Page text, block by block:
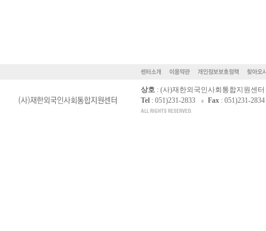
상호 : (사)재한외국인사회통합지원센터
Tel : 051)231-2833 Fax : 051)231-2834